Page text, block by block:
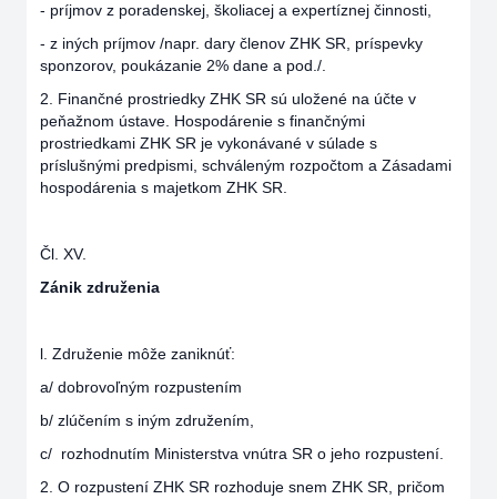
- príjmov z poradenskej, školiacej a expertíznej činnosti,
- z iných príjmov /napr. dary členov ZHK SR, príspevky
sponzorov, poukázanie 2% dane a pod./.
2. Finančné prostriedky ZHK SR sú uložené na účte v
peňažnom ústave. Hospodárenie s finančnými
prostriedkami ZHK SR je vykonávané v súlade s
príslušnými predpismi, schváleným rozpočtom a Zásadami
hospodárenia s majetkom ZHK SR.
Čl. XV.
Zánik združenia
l. Združenie môže zaniknúť:
a/ dobrovoľným rozpustením
b/ zlúčením s iným združením,
c/ rozhodnutím Ministerstva vnútra SR o jeho rozpustení.
2. O rozpustení ZHK SR rozhoduje snem ZHK SR, pričom